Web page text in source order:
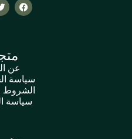
عن
سياسة
الشروط
سياسة